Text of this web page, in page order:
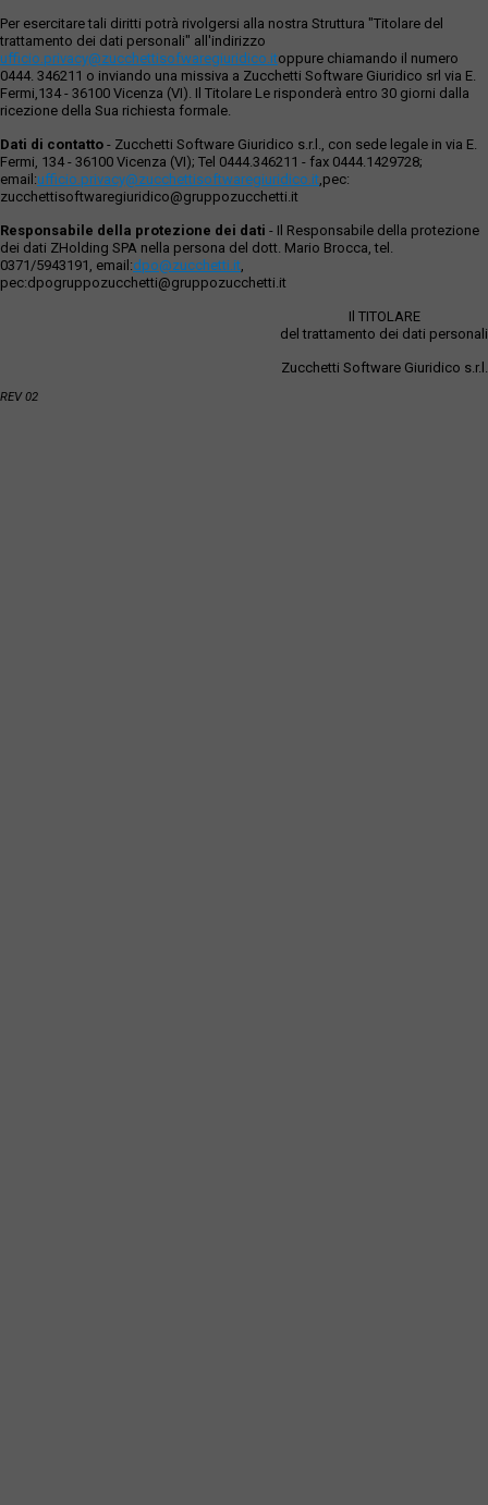
Per esercitare tali diritti potrà rivolgersi alla nostra Struttura "Titolare del
trattamento dei dati personali" all'indirizzo
ufficio.privacy@zucchettisofwaregiuridico.itoppure chiamando il numero
0444. 346211 o inviando una missiva a Zucchetti Software Giuridico srl via E.
Fermi,134 - 36100 Vicenza (VI). Il Titolare Le risponderà entro 30 giorni dalla
ricezione della Sua richiesta formale.
Dati di contatto - Zucchetti Software Giuridico s.r.l., con sede legale in via E.
Fermi, 134 - 36100 Vicenza (VI); Tel 0444.346211 - fax 0444.1429728;
email:ufficio.privacy@zucchettisoftwaregiuridico.it,pec:
zucchettisoftwaregiuridico@gruppozucchetti.it
Responsabile della protezione dei dati - Il Responsabile della protezione
dei dati ZHolding SPA nella persona del dott. Mario Brocca, tel.
0371/5943191, email:dpo@zucchetti.it,
pec:dpogruppozucchetti@gruppozucchetti.it
Il TITOLARE
del trattamento dei dati personali
Zucchetti Software Giuridico s.r.l.
REV 02